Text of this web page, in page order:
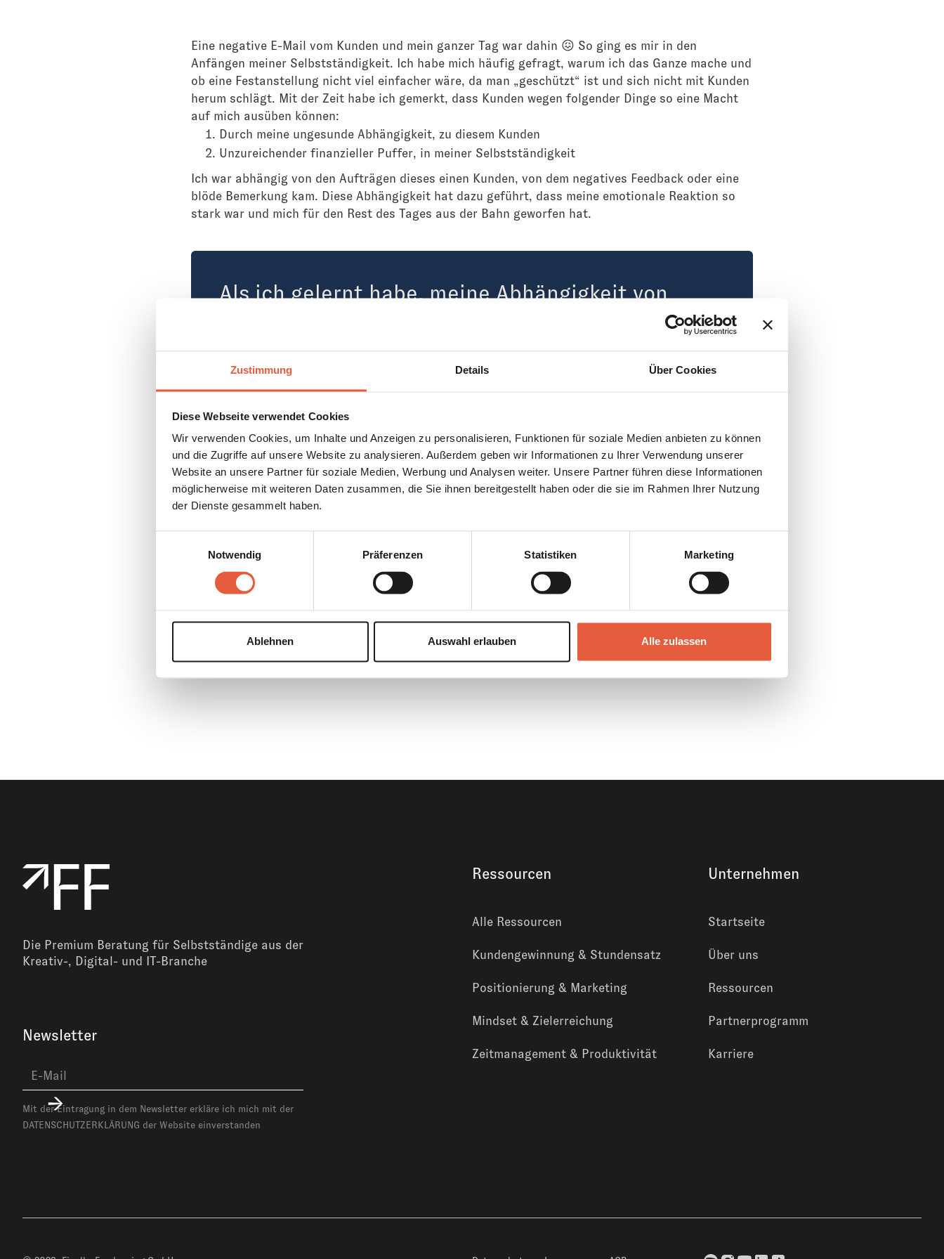
Zustimmung Details Über Cookies
Diese Webseite verwendet Cookies
Wir verwenden Cookies, um Inhalte und Anzeigen zu personalisieren, Funktionen für soziale Medien anbieten zu können
und die Zugriffe auf unsere Website zu analysieren. Außerdem geben wir Informationen zu Ihrer Verwendung unserer
Website an unsere Partner für soziale Medien, Werbung und Analysen weiter. Unsere Partner führen diese Informationen
möglicherweise mit weiteren Daten zusammen, die Sie ihnen bereitgestellt haben oder die sie im Rahmen Ihrer Nutzung
der Dienste gesammelt haben.
Notwendig
Präferenzen Statistiken Marketing
Ablehnen Auswahl erlauben Alle zulassen
Eine negative E-Mail vom Kunden und mein ganzer Tag war dahin 😖 So ging es mir in den
Anfängen meiner Selbstständigkeit. Ich habe mich häufig gefragt, warum ich das Ganze mache und
ob eine Festanstellung nicht viel einfacher wäre, da man „geschützt“ ist und sich nicht mit Kunden
herum schlägt. Mit der Zeit habe ich gemerkt, dass Kunden wegen folgender Dinge so eine Macht
auf mich ausüben können:
Durch meine ungesunde Abhängigkeit, zu diesem Kunden
Unzureichender finanzieller Puffer, in meiner Selbstständigkeit
Ich war abhängig von den Aufträgen dieses einen Kunden, von dem negatives Feedback oder eine
blöde Bemerkung kam. Diese Abhängigkeit hat dazu geführt, dass meine emotionale Reaktion so
stark war und mich für den Rest des Tages aus der Bahn geworfen hat.
Als ich gelernt habe, meine Abhängigkeit von
einem einzigen Kunden auf mehrere Kunden zu
verteilen war der emotionale Stress viel geringer
und ich konnte brenzlichen Situationen objektiver
begegnen.
Das hat sich noch weiter verstärkt, als ich nach und nach einen finanziellen Puffer aufgebaut
habe. Erst 3, dann 6 und schließlich 12 Monate, konnte ich ohne Einnahmen als Selbstständiger
Kann objektiv beurteilen wie es nun weiter geht
Verkaufe mich niemals unter Wert
Habe das „Nein“ als eine attraktive Option für mich entdeckt
Das geht mit einer Entspannung einher, die notwendig ist, wenn man langfristig Selbstständig sein
möchte. Alles andere brennt einen auf kurz oder lang aus.
Die Premium Beratung für Selbstständige aus der
Kreativ-, Digital- und IT-Branche
Newsletter
Mit der Eintragung in dem Newsletter erkläre ich mich mit der
DATENSCHUTZERKLÄRUNG der Website einverstanden
Ressourcen
Alle Ressourcen
Kundengewinnung & Stundensatz
Positionierung & Marketing
Mindset & Zielerreichung
Zeitmanagement & Produktivität
Unternehmen
Startseite
Über uns
Ressourcen
Partnerprogramm
Karriere